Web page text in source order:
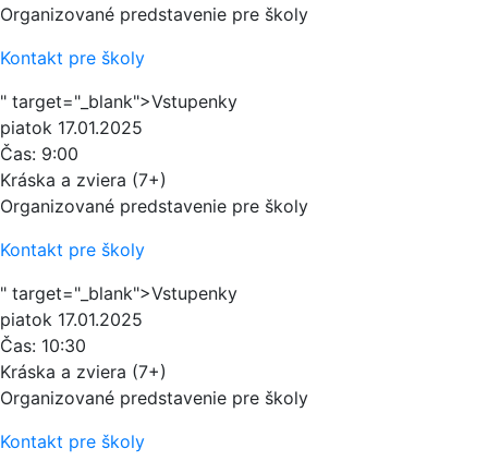
Organizované predstavenie pre školy
Kontakt pre školy
" target="_blank">Vstupenky
piatok 17.01.2025
Čas: 9:00
Kráska a zviera (7+)
Organizované predstavenie pre školy
Kontakt pre školy
" target="_blank">Vstupenky
piatok 17.01.2025
Čas: 10:30
Kráska a zviera (7+)
Organizované predstavenie pre školy
Kontakt pre školy